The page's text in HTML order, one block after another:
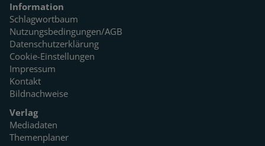
Information
Schlagwortbaum
Nutzungsbedingungen/AGB
Datenschutzerklärung
Cookie-Einstellungen
Impressum
Kontakt
Bildnachweise
Verlag
Mediadaten
Themenplaner